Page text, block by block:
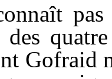
des
Gofraid